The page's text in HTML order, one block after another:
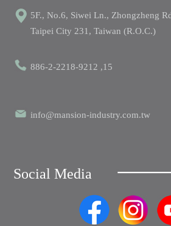
5F., No.6, Siwei Ln., Zhongzheng
Taipei City 231, Taiwan (R.O.C.)
886-2-2218-9212 ,15
info@mansion-industry.com.tw
Social Media